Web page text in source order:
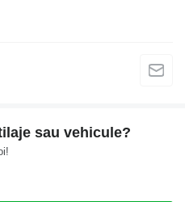
sau vehicule?